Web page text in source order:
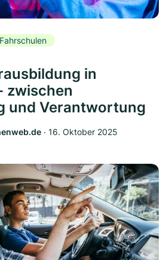
in
zwischen
und Verantwortung
‧ 16. Oktober 2025